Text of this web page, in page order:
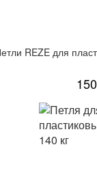
REZE для